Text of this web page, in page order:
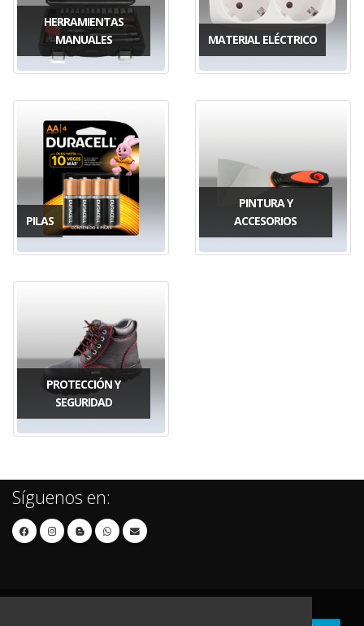
HERRAMIENTAS
MANUALES
MATERIAL ELÉCTRICO
PILAS
PINTURA Y
ACCESORIOS
PROTECCIÓN Y
SEGURIDAD
Síguenos en: